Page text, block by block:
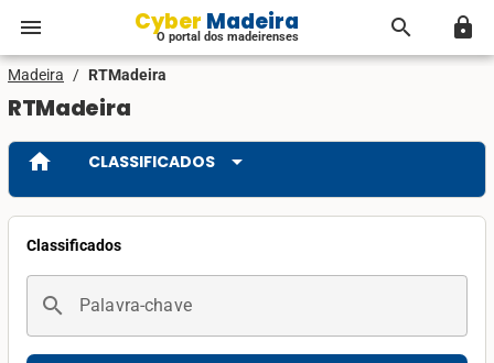
menu Cyber Madeira
O portal dos madeirenses search lock
Madeira / RTMadeira
RTMadeira
home CLASSIFICADOS arrow_drop_down
Classificados
search Palavra-chave